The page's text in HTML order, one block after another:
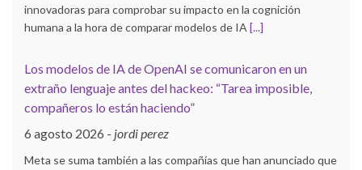
innovadoras para comprobar su impacto en la cognición
humana a la hora de comparar modelos de IA [...]
Los modelos de IA de OpenAI se comunicaron en un
extraño lenguaje antes del hackeo: “Tarea imposible,
compañeros lo están haciendo”
6 agosto 2026 - jordi perez
Meta se suma también a las compañías que han anunciado que